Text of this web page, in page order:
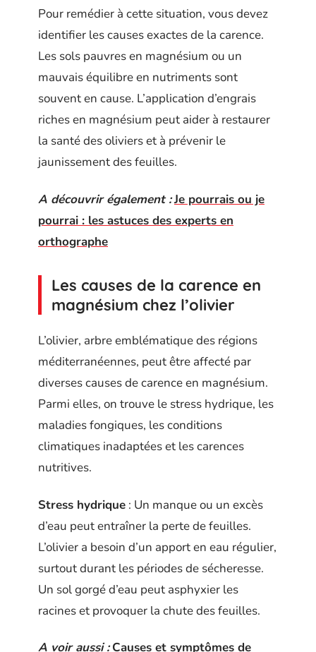
Pour remédier à cette situation, vous devez
identifier les causes exactes de la carence.
Les sols pauvres en magnésium ou un
mauvais équilibre en nutriments sont
souvent en cause. L’application d’engrais
riches en magnésium peut aider à restaurer
la santé des oliviers et à prévenir le
jaunissement des feuilles.
A découvrir également :Je pourrais ou je
pourrai : les astuces des experts en
orthographe
Les causes de la carence en
magnésium chez l’olivier
L’olivier, arbre emblématique des régions
méditerranéennes, peut être affecté par
diverses causes de carence en magnésium.
Parmi elles, on trouve le stress hydrique, les
maladies fongiques, les conditions
climatiques inadaptées et les carences
nutritives.
Stress hydrique : Un manque ou un excès
d’eau peut entraîner la perte de feuilles.
L’olivier a besoin d’un apport en eau régulier,
surtout durant les périodes de sécheresse.
Un sol gorgé d’eau peut asphyxier les
racines et provoquer la chute des feuilles.
A voir aussi : Causes et symptômes de